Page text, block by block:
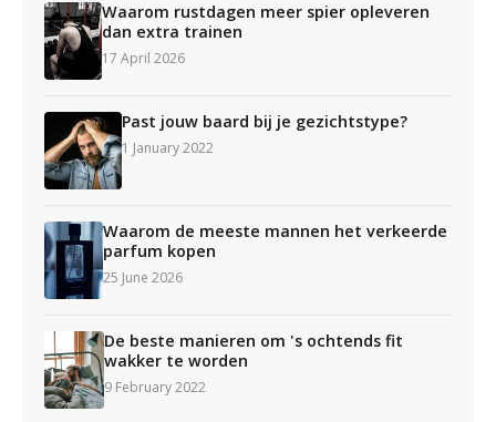
Waarom rustdagen meer spier opleveren
dan extra trainen
17 April 2026
Past jouw baard bij je gezichtstype?
1 January 2022
Waarom de meeste mannen het verkeerde
parfum kopen
25 June 2026
De beste manieren om 's ochtends fit
wakker te worden
9 February 2022